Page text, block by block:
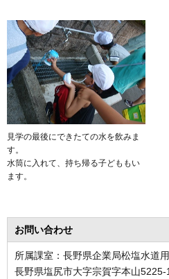
見学の最後にできたての水を飲みま
す。
水筒に入れて、持ち帰る子どももい
ます。
お問い合わせ
所属課室：長野県企業局松塩水道
長野県塩尻市大字宗賀字本山5225-1